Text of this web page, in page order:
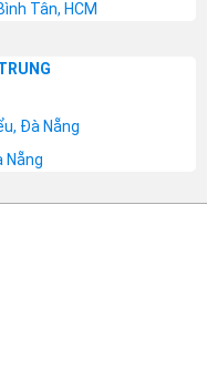
Tân, HCM
Đà Nẵng
Nẵng